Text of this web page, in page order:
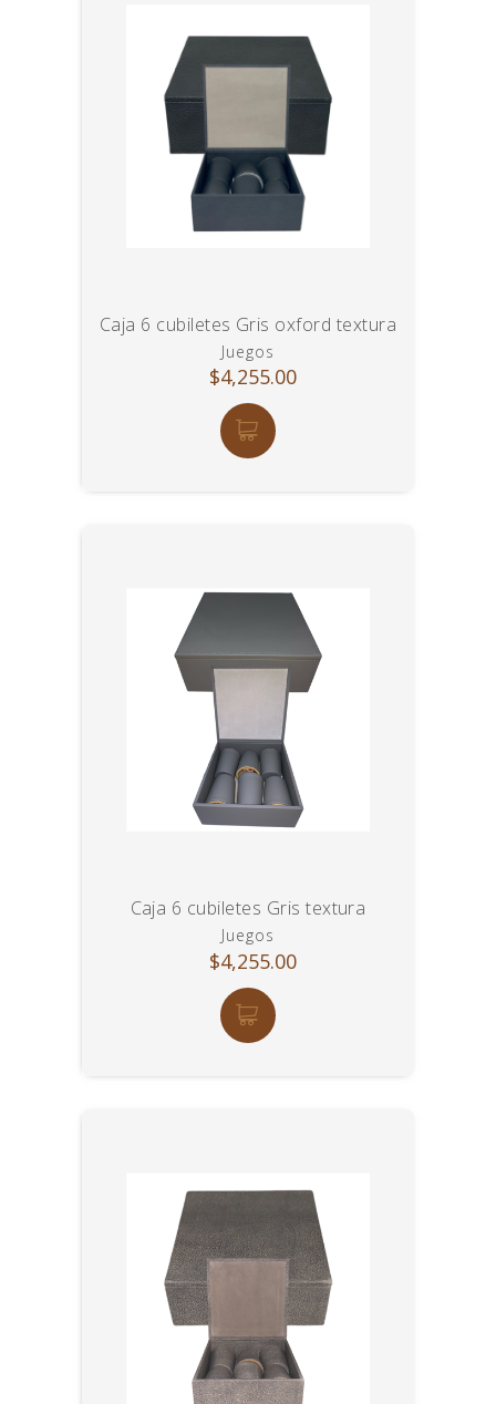
Caja 6 cubiletes Gris oxford textura
Juegos
$4,255.00
Caja 6 cubiletes Gris textura
Juegos
$4,255.00